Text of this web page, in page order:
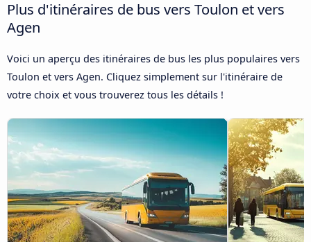
Plus d'itinéraires de bus vers Toulon et vers
Agen
Voici un aperçu des itinéraires de bus les plus populaires vers
Toulon et vers Agen. Cliquez simplement sur l'itinéraire de
votre choix et vous trouverez tous les détails !